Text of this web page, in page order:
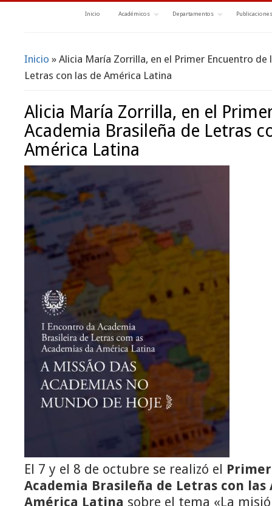
Inicio Académicos Departamentos Publicaciones
Se encuentra usted aquí
Inicio » Alicia María Zorrilla, en el Primer Encuentro de
Letras con las de América Latina
Alicia María Zorrilla, en el
Academia Brasileña de Letras
América Latina
El 7 y el 8 de octubre se realizó el
Academia Brasileña de Letras con las
América Latina sobre el tema «La